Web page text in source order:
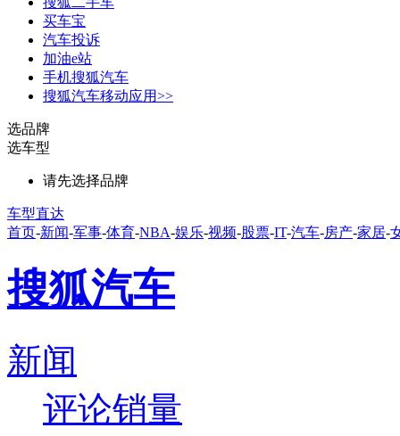
买车宝
汽车投诉
加油e站
手机搜狐汽车
搜狐汽车移动应用>>
选品牌
选车型
请先选择品牌
车型直达
首页-新闻-军事-体育-NBA-娱乐-视频-股票-IT-汽车-房产-家居-
搜狐汽车
新闻
评论销量